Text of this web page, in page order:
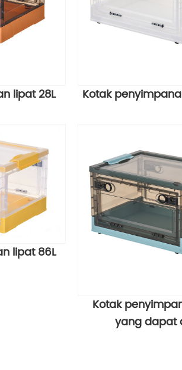
lipat 28L Kotak
lipat 86L
Kotak
yang dapat